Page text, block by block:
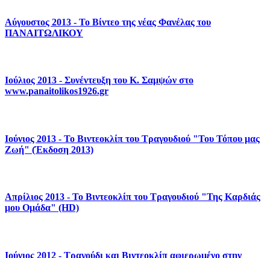
Αύγουστος 2013 - Το Βίντεο της νέας Φανέλας του
ΠΑΝΑΙΤΩΛΙΚΟΥ
Ιούλιος 2013 - Συνέντευξη του Κ. Σαμψών στο
www.panaitolikos1926.gr
Ιούνιος 2013 - Το Bιντεοκλίπ του Tραγουδιού "Του Τόπου μας
Ζωή" (Έκδοση 2013)
Απρίλιος 2013 - Το Bιντεοκλίπ του Tραγουδιού "Της Καρδιάς
μου Ομάδα" (HD)
Ιούνιος 2012 - Τραγούδι και Βιντεοκλίπ αφιερωμένο στην